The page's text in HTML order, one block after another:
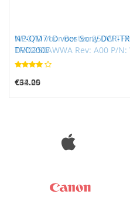
W207D voor Bestec 250W
TFX0250AWWA Rev: A00 P/
€62.25
NP-QM71D voor Sony DCR-
DVD200E
€34.00